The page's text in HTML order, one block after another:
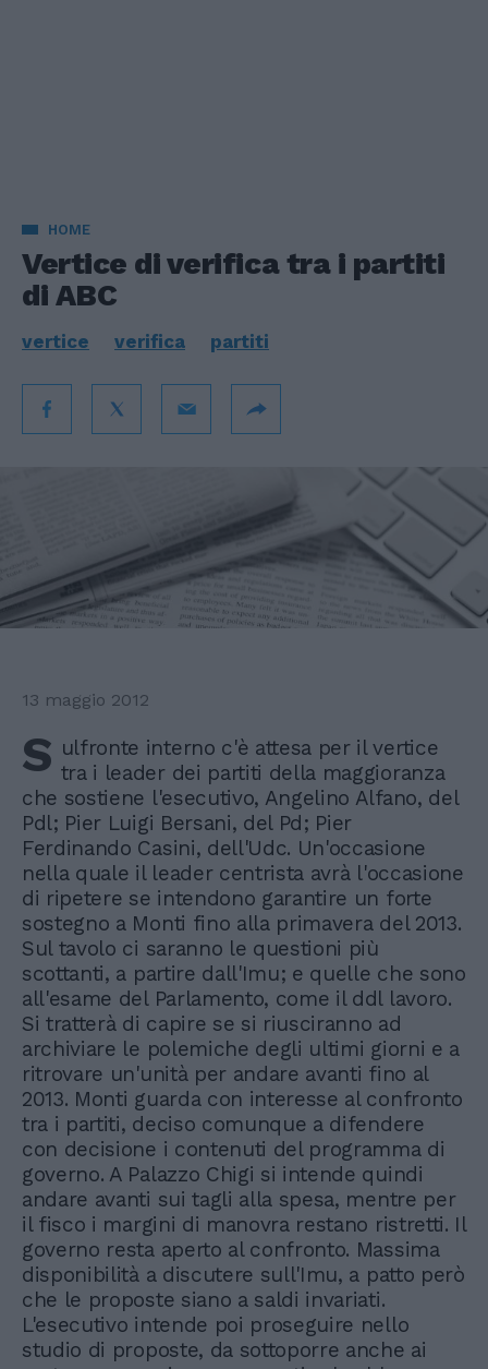
HOME
Vertice di verifica tra i partiti
di ABC
vertice verifica partiti
13 maggio 2012
S ulfronte interno c'è attesa per il vertice
tra i leader dei partiti della maggioranza
che sostiene l'esecutivo, Angelino Alfano, del
Pdl; Pier Luigi Bersani, del Pd; Pier
Ferdinando Casini, dell'Udc. Un'occasione
nella quale il leader centrista avrà l'occasione
di ripetere se intendono garantire un forte
sostegno a Monti fino alla primavera del 2013.
Sul tavolo ci saranno le questioni più
scottanti, a partire dall'Imu; e quelle che sono
all'esame del Parlamento, come il ddl lavoro.
Si tratterà di capire se si riusciranno ad
archiviare le polemiche degli ultimi giorni e a
ritrovare un'unità per andare avanti fino al
2013. Monti guarda con interesse al confronto
tra i partiti, deciso comunque a difendere
con decisione i contenuti del programma di
governo. A Palazzo Chigi si intende quindi
andare avanti sui tagli alla spesa, mentre per
il fisco i margini di manovra restano ristretti. Il
governo resta aperto al confronto. Massima
disponibilità a discutere sull'Imu, a patto però
che le proposte siano a saldi invariati.
L'esecutivo intende poi proseguire nello
studio di proposte, da sottoporre anche ai